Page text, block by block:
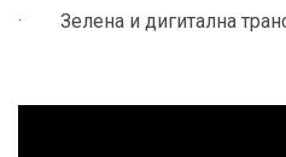
· Зелена и дигитална